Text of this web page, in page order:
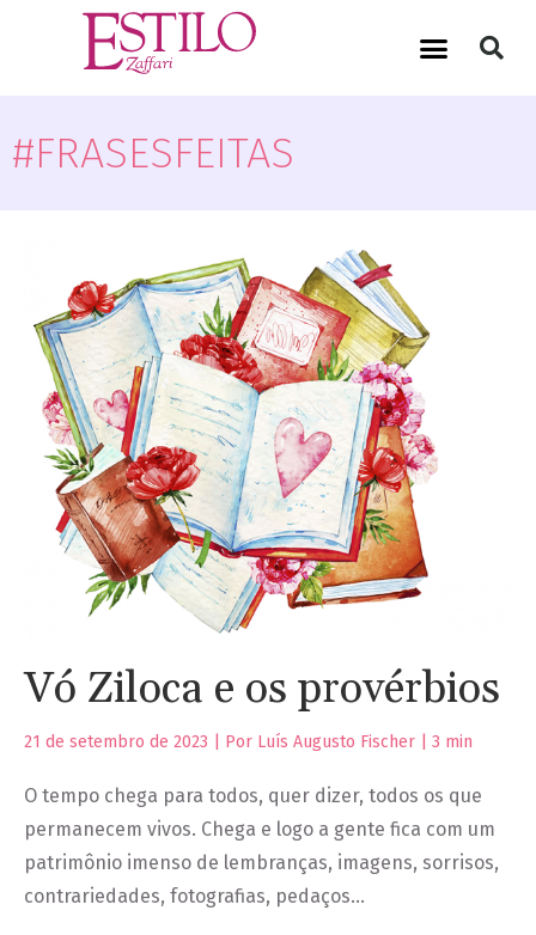
#FRASESFEITAS
Vó Ziloca e os provérbios
21 de setembro de 2023 | Por Luís Augusto Fischer | 3 min
O tempo chega para todos, quer dizer, todos os que
permanecem vivos. Chega e logo a gente fica com um
patrimônio imenso de lembranças, imagens, sorrisos,
contrariedades, fotografias, pedaços…